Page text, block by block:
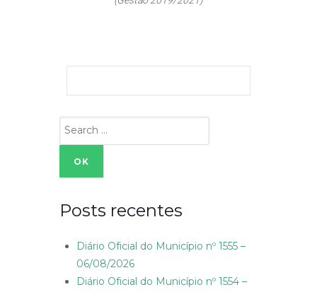
Search
for:
Posts recentes
Diário Oficial do Município nº 1555 –
06/08/2026
Diário Oficial do Município nº 1554 –